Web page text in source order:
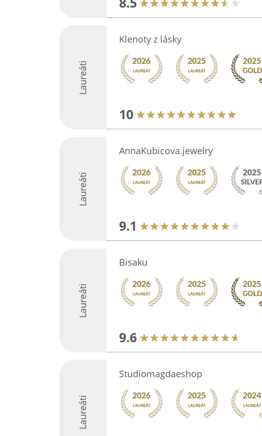
Laureáti
Klenoty z lásky
10
Laureáti
AnnaKubicova.jewelry
9.1
Laureáti
Bisaku
9.6
Laureáti
Studiomagdaeshop